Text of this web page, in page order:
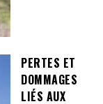
PERTES ET
DOMMAGES
LIÉS AUX